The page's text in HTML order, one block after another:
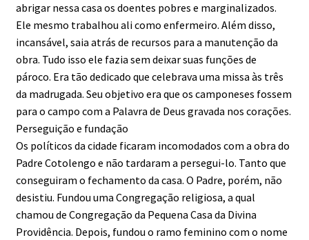
abrigar nessa casa os doentes pobres e marginalizados.
Ele mesmo trabalhou ali como enfermeiro. Além disso,
incansável, saia atrás de recursos para a manutenção da
obra. Tudo isso ele fazia sem deixar suas funções de
pároco. Era tão dedicado que celebrava uma missa às três
da madrugada. Seu objetivo era que os camponeses fossem
para o campo com a Palavra de Deus gravada nos corações.
Perseguição e fundação
Os políticos da cidade ficaram incomodados com a obra do
Padre Cotolengo e não tardaram a persegui-lo. Tanto que
conseguiram o fechamento da casa. O Padre, porém, não
desistiu. Fundou uma Congregação religiosa, a qual
chamou de Congregação da Pequena Casa da Divina
Providência. Depois, fundou o ramo feminino com o nome